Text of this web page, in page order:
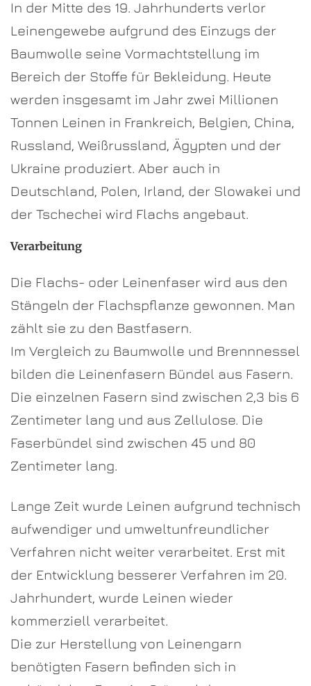
In der Mitte des 19. Jahrhunderts verlor
Leinengewebe aufgrund des Einzugs der
Baumwolle seine Vormachtstellung im
Bereich der Stoffe für Bekleidung. Heute
werden insgesamt im Jahr zwei Millionen
Tonnen Leinen in Frankreich, Belgien, China,
Russland, Weißrussland, Ägypten und der
Ukraine produziert. Aber auch in
Deutschland, Polen, Irland, der Slowakei und
der Tschechei wird Flachs angebaut.
Verarbeitung
Die Flachs- oder Leinenfaser wird aus den
Stängeln der Flachspflanze gewonnen. Man
zählt sie zu den Bastfasern.
Im Vergleich zu Baumwolle und Brennnessel
bilden die Leinenfasern Bündel aus Fasern.
Die einzelnen Fasern sind zwischen 2,3 bis 6
Zentimeter lang und aus Zellulose. Die
Faserbündel sind zwischen 45 und 80
Zentimeter lang.
Lange Zeit wurde Leinen aufgrund technisch
aufwendiger und umweltunfreundlicher
Verfahren nicht weiter verarbeitet. Erst mit
der Entwicklung besserer Verfahren im 20.
Jahrhundert, wurde Leinen wieder
kommerziell verarbeitet.
Die zur Herstellung von Leinengarn
benötigten Fasern befinden sich in